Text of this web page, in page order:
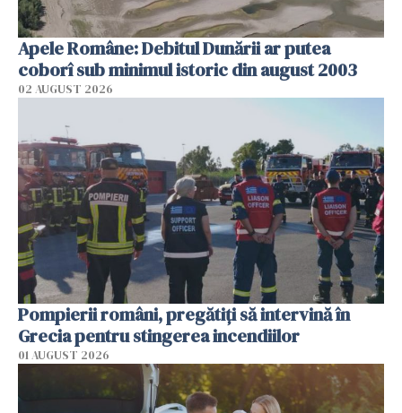
Apele Române: Debitul Dunării ar putea
coborî sub minimul istoric din august 2003
02 AUGUST 2026
Pompierii români, pregătiţi să intervină în
Grecia pentru stingerea incendiilor
01 AUGUST 2026